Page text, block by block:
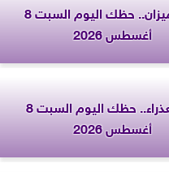
برج الميزان.. حظك اليوم السبت 8
أغسطس 2026
برج العذراء.. حظك اليوم السبت 8
أغسطس 2026